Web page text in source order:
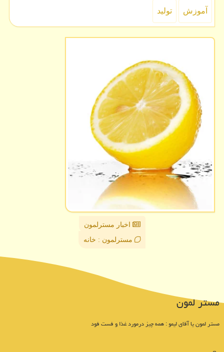
آموزش تولید
اخبار مسترلمون
مسترلمون : خانه
مستر لمون
مستر لمون یا آقای لیمو : همه چیز درمورد غذا و فست فود